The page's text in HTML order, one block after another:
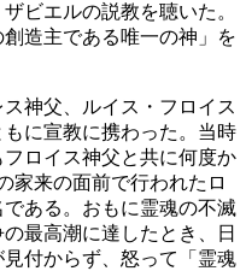
ビエルの説教を聴いた。
造主である唯一の神」を
神父、ルイス・フロイス
に宣教に携わった。当時
ロイス神父と共に何度か
家来の面前で行われたロ
ある。おもに霊魂の不滅
最高潮に達したとき、日
付からず、怒って「霊魂